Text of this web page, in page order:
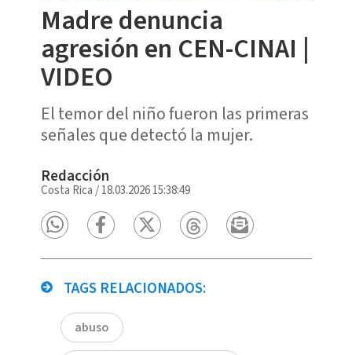
Madre denuncia
agresión en CEN-CINAI |
VIDEO
El temor del niño fueron las primeras
señales que detectó la mujer.
Redacción
Costa Rica /18.03.2026 15:38:49
TAGS RELACIONADOS:
abuso